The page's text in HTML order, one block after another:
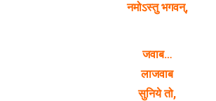
नमोऽस्तु भगवन्,
जवाब…
लाजवाब
सुनिये तो,